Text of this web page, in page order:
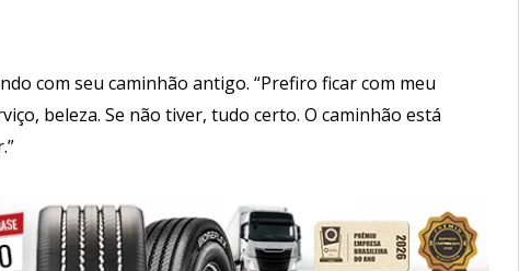
com seu caminhão antigo. “Prefiro ficar com meu
beleza. Se não tiver, tudo certo. O caminhão está